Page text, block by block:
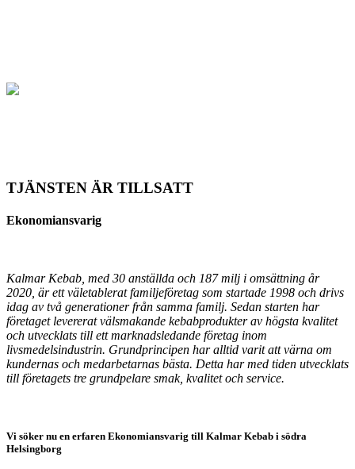
TJÄNSTEN ÄR TILLSATT
Ekonomiansvarig
Kalmar Kebab, med 30 anställda och 187 milj i omsättning år
2020, är ett väletablerat familjeföretag som startade 1998 och drivs
idag av två generationer från samma familj. Sedan starten har
företaget levererat välsmakande kebabprodukter av högsta kvalitet
och utvecklats till ett marknadsledande företag inom
livsmedelsindustrin. Grundprincipen har alltid varit att värna om
kundernas och medarbetarnas bästa. Detta har med tiden utvecklats
till företagets tre grundpelare smak, kvalitet och service.
Vi söker nu en erfaren Ekonomiansvarig till Kalmar Kebab i södra
Helsingborg